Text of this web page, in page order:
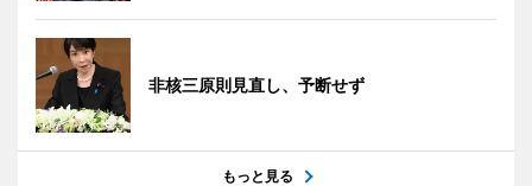
非核三原則見直し、予断せず
もっと見る